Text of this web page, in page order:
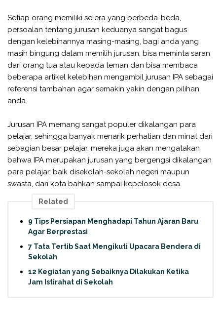
Setiap orang memiliki selera yang berbeda-beda,
persoalan tentang jurusan keduanya sangat bagus
dengan kelebihannya masing-masing, bagi anda yang
masih bingung dalam memilih jurusan, bisa meminta saran
dari orang tua atau kepada teman dan bisa membaca
beberapa artikel kelebihan mengambil jurusan IPA sebagai
referensi tambahan agar semakin yakin dengan pilihan
anda.
Jurusan IPA memang sangat populer dikalangan para
pelajar, sehingga banyak menarik perhatian dan minat dari
sebagian besar pelajar, mereka juga akan mengatakan
bahwa IPA merupakan jurusan yang bergengsi dikalangan
para pelajar, baik disekolah-sekolah negeri maupun
swasta, dari kota bahkan sampai kepelosok desa.
Related
9 Tips Persiapan Menghadapi Tahun Ajaran Baru
Agar Berprestasi
7 Tata Tertib Saat Mengikuti Upacara Bendera di
Sekolah
12 Kegiatan yang Sebaiknya Dilakukan Ketika
Jam Istirahat di Sekolah